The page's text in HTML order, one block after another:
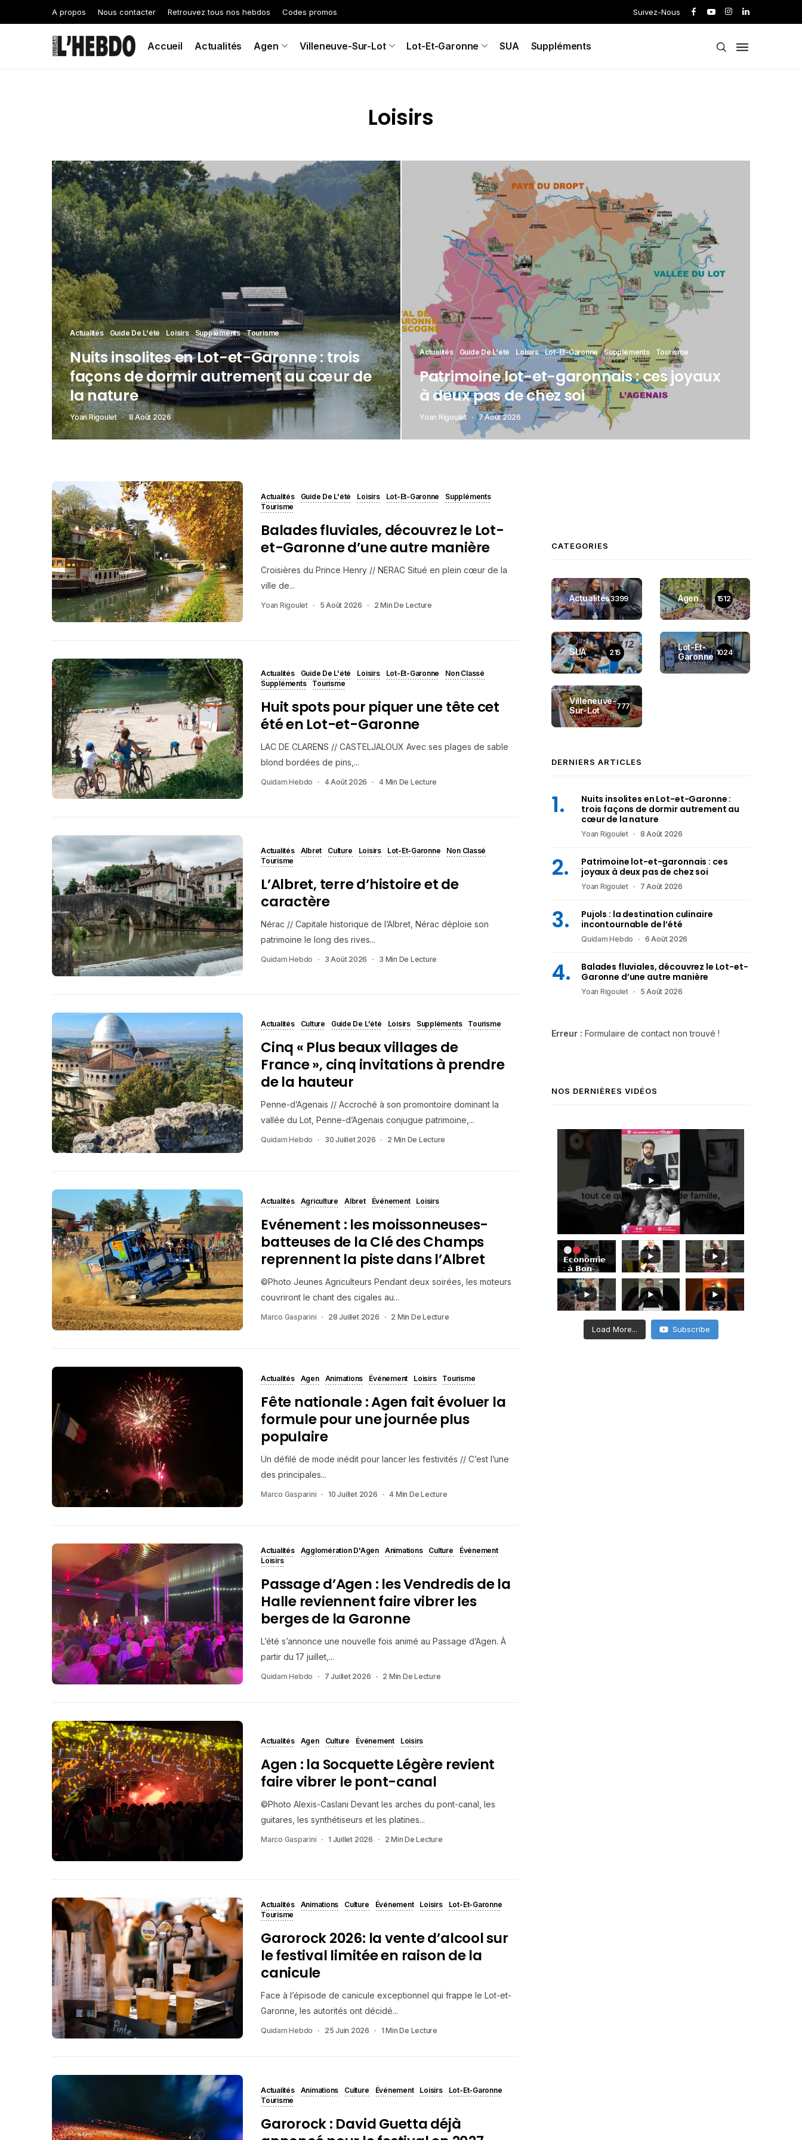
A propos Nous contacter Retrouvez tous nos hebdos Codes promos Suivez-Nous
Accueil Actualités Agen Villeneuve-Sur-Lot Lot-Et-Garonne SUA Suppléments
Loisirs
Actualités Guide De L'été Loisirs Suppléments Tourisme
Nuits insolites en Lot-et-Garonne : trois
façons de dormir autrement au cœur de
la nature
Yoan Rigoulet 8 Août 2026
Actualités Guide De L'été Loisirs Lot-Et-Garonne Suppléments Tourisme
Patrimoine lot-et-garonnais : ces joyaux
à deux pas de chez soi
Yoan Rigoulet 7 Août 2026
Actualités Guide De L'été Loisirs Lot-Et-Garonne
Suppléments
Tourisme
Balades fluviales, découvrez le Lot-
et-Garonne d’une autre manière
Croisières du Prince Henry // NERAC Situé en plein cœur de la
ville de...
Yoan Rigoulet 5 Août 2026 2 Min De Lecture
Actualités Guide De L'été Loisirs Lot-Et-Garonne
Non Classé
Suppléments
Tourisme
Huit spots pour piquer une tête cet
été en Lot-et-Garonne
LAC DE CLARENS // CASTELJALOUX Avec ses plages de sable
blond bordées de pins,...
Quidam Hebdo 4 Août 2026 4 Min De Lecture
Actualités Albret Culture Loisirs Lot-Et-Garonne
Non Classé
Tourisme
L’Albret, terre d’histoire et de
caractère
Nérac // Capitale historique de l’Albret, Nérac déploie son
patrimoine le long des rives...
Quidam Hebdo 3 Août 2026 3 Min De Lecture
Actualités Culture Guide De L'été Loisirs Suppléments Tourisme
Cinq « Plus beaux villages de
France », cinq invitations à prendre
de la hauteur
Penne-d’Agenais // Accroché à son promontoire dominant la
vallée du Lot, Penne-d’Agenais conjugue patrimoine,...
Quidam Hebdo 30 Juillet 2026 2 Min De Lecture
Actualités Agriculture Albret Événement Loisirs
Evénement : les moissonneuses-
batteuses de la Clé des Champs
reprennent la piste dans l’Albret
©Photo Jeunes Agriculteurs Pendant deux soirées, les moteurs
couvriront le chant des cigales au...
Marco Gasparini 28 Juillet 2026 2 Min De Lecture
Actualités Agen Animations Événement Loisirs Tourisme
Fête nationale : Agen fait évoluer la
formule pour une journée plus
populaire
Un défilé de mode inédit pour lancer les festivités // C’est l’une
des principales...
Marco Gasparini 10 Juillet 2026 4 Min De Lecture
Actualités Agglomération D'Agen Animations Culture
Événement
Loisirs
Passage d’Agen : les Vendredis de la
Halle reviennent faire vibrer les
berges de la Garonne
L’été s’annonce une nouvelle fois animé au Passage d’Agen. À
partir du 17 juillet,...
Quidam Hebdo 7 Juillet 2026 2 Min De Lecture
Actualités Agen Culture Événement Loisirs
Agen : la Socquette Légère revient
faire vibrer le pont-canal
©Photo Alexis-Caslani Devant les arches du pont-canal, les
guitares, les synthétiseurs et les platines...
Marco Gasparini 1 Juillet 2026 2 Min De Lecture
Actualités Animations Culture Événement Loisirs
Lot-Et-Garonne
Tourisme
Garorock 2026: la vente d’alcool sur
le festival limitée en raison de la
canicule
Face à l’épisode de canicule exceptionnel qui frappe le Lot-et-
Garonne, les autorités ont décidé...
Quidam Hebdo 25 Juin 2026 1 Min De Lecture
Actualités Animations Culture Événement Loisirs
Lot-Et-Garonne
Tourisme
Garorock : David Guetta déjà
CATEGORIES
Actualités3399 Agen 1512
SUA 215
Lot-Et-
Garonne 1024
Villeneuve-
Sur-Lot
777
DERNIERS ARTICLES
Nuits insolites en Lot-et-Garonne :
trois façons de dormir autrement au
cœur de la nature
Yoan Rigoulet 8 Août 2026
Patrimoine lot-et-garonnais : ces
joyaux à deux pas de chez soi
Yoan Rigoulet 7 Août 2026
Pujols : la destination culinaire
incontournable de l’été
Quidam Hebdo 6 Août 2026
Balades fluviales, découvrez le Lot-et-
Garonne d’une autre manière
Yoan Rigoulet 5 Août 2026
Erreur : Formulaire de contact non trouvé !
NOS DERNIÈRES VIDÉOS
𝗘𝗰𝗼𝗻𝗼𝗺𝗶𝗲
: 𝗮̀ 𝗕𝗼𝗻-
𝗘𝗻𝗰𝗼𝗻𝘁𝗿𝗲,
𝗦𝗶𝗺𝗼𝗻
𝗔𝗯𝗶𝗸𝗲𝗿
𝗺𝗲𝘁
𝗹’𝗲𝘅𝗶𝗴𝗲𝗻𝗰𝗲
𝗱𝗲 𝗹𝗮
𝗽𝗵𝗼𝘁𝗼 𝗮𝘂
𝘀𝗲𝗿𝘃𝗶𝗰𝗲
Load More... Subscribe